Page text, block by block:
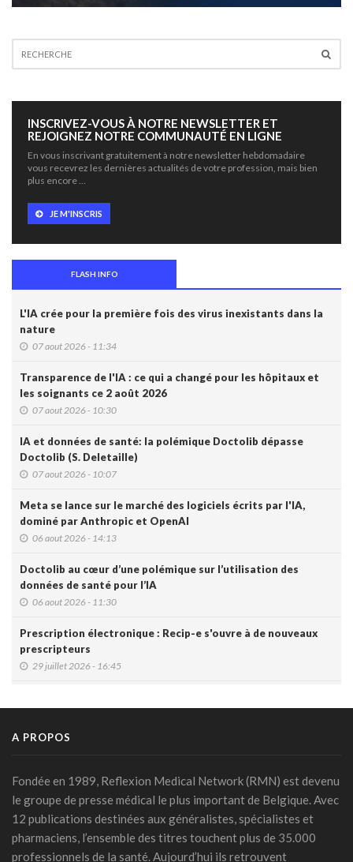
INSCRIVEZ-VOUS À NOTRE NEWSLETTER ET
REJOIGNEZ NOTRE COMMUNAUTÉ EN LIGNE
En vous inscrivant gratuitement à notre newsletter hebdomadaire
vous recevrez les dernières actualités de votre profession, mais bien
plus encore …
JE M'INSCRIS
FLASH INFO
L'IA crée pour la première fois des virus inexistants dans la
nature
07 aout 2026 - 11:34
Transparence de l'IA : ce qui a changé pour les hôpitaux et
les soignants ce 2 août 2026
07 aout 2026 - 10:30
IA et données de santé: la polémique Doctolib dépasse
Doctolib (S. Deletaille)
07 aout 2026 - 10:07
Meta se lance sur le marché des logiciels écrits par l'IA,
dominé par Anthropic et OpenAI
06 aout 2026 - 14:13
Doctolib au cœur d’une polémique sur l’utilisation des
données de santé pour l’IA
06 aout 2026 - 11:30
Prescription électronique : Recip-e s'ouvre à de nouveaux
prescripteurs
29 juillet 2026 - 16:45
médicaux arrive
24 juillet 2026 - 09:14
France: le Parlement interdit les réseaux sociaux aux moins
de 15 ans, première en Europe
21 juillet 2026 - 20:39
A PROPOS
Fondée en 1989, Reflexion Medical Network (RMN) est devenu
le groupe de presse médical le plus important de Belgique. Avec
12 publications destinées aux généralistes, spécialistes et
pharmaciens, l’ensemble des titres touchent plus de 35.000
professionnels de la santé. Aujourd’hui ils retrouvent